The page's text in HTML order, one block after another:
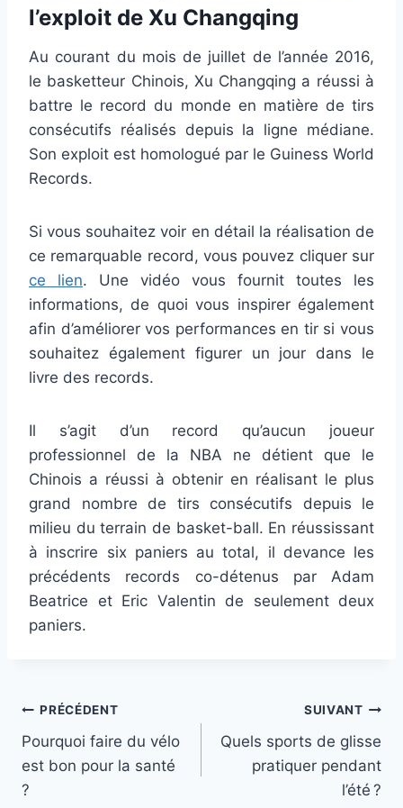
l’exploit de Xu Changqing
Au courant du mois de juillet de l’année 2016,
le basketteur Chinois, Xu Changqing a réussi à
battre le record du monde en matière de tirs
consécutifs réalisés depuis la ligne médiane.
Son exploit est homologué par le Guiness World
Records.
Si vous souhaitez voir en détail la réalisation de
ce remarquable record, vous pouvez cliquer sur
ce lien. Une vidéo vous fournit toutes les
informations, de quoi vous inspirer également
afin d’améliorer vos performances en tir si vous
souhaitez également figurer un jour dans le
livre des records.
Il s’agit d’un record qu’aucun joueur
professionnel de la NBA ne détient que le
Chinois a réussi à obtenir en réalisant le plus
grand nombre de tirs consécutifs depuis le
milieu du terrain de basket-ball. En réussissant
à inscrire six paniers au total, il devance les
précédents records co-détenus par Adam
Beatrice et Eric Valentin de seulement deux
paniers.
Navigation
de
l’article
PRÉCÉDENT
Pourquoi faire du vélo
est bon pour la santé
?
SUIVANT
Quels sports de glisse
pratiquer pendant
l’été ?